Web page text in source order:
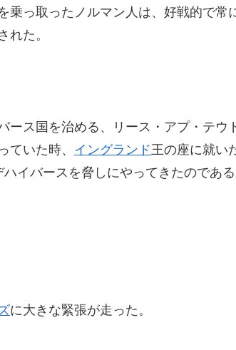
乗っ取ったノルマン人は、 好戦的で常
れた。
ース国を治める、リース・ アプ・テウ
ていた時、 イングランド王の座に就い
イバースを脅しにやってきたのである
に大きな緊張が走った。